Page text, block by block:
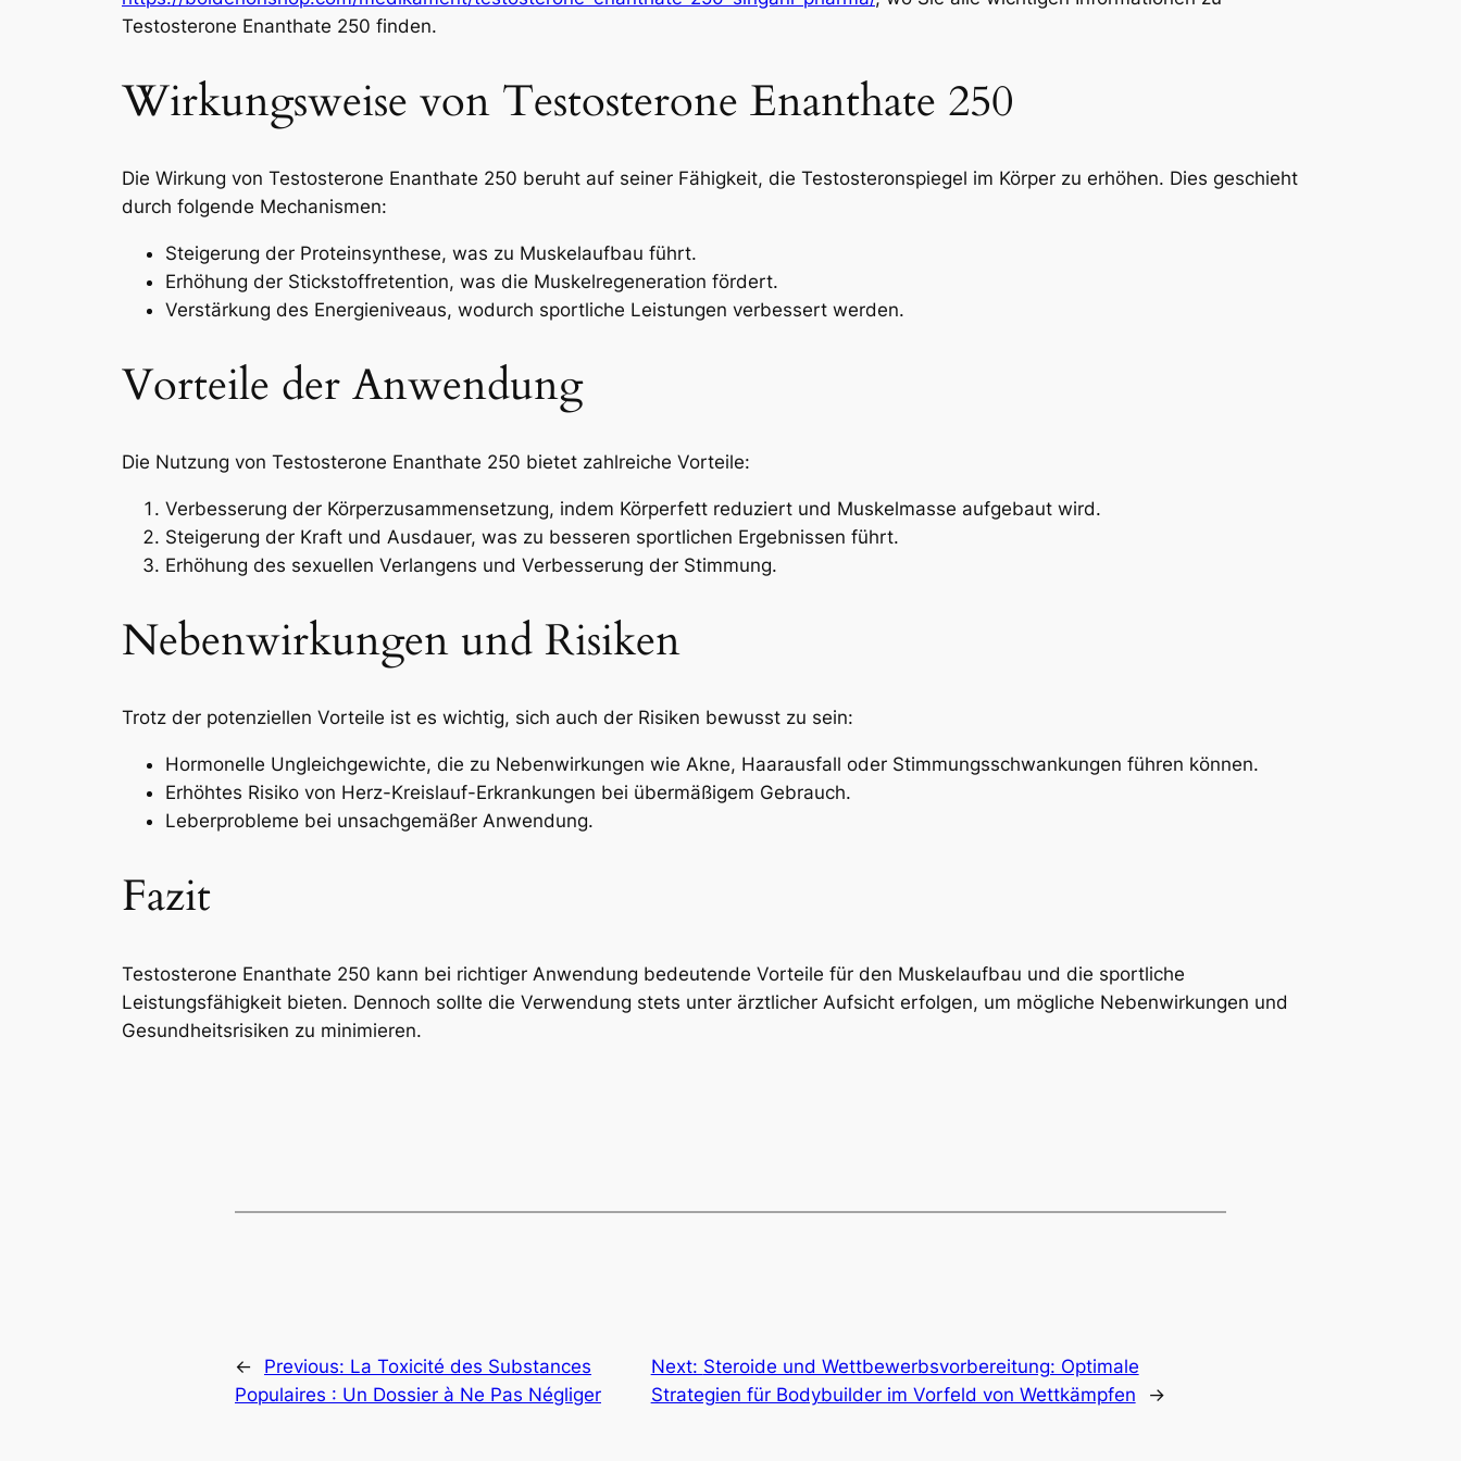
Testosterone Enanthate 250 finden.
Wirkungsweise von Testosterone Enanthate 250
Die Wirkung von Testosterone Enanthate 250 beruht auf seiner Fähigkeit, die Testosteronspiegel im Körper zu erhöhen. Dies geschieht
durch folgende Mechanismen:
Steigerung der Proteinsynthese, was zu Muskelaufbau führt.
Erhöhung der Stickstoffretention, was die Muskelregeneration fördert.
Verstärkung des Energieniveaus, wodurch sportliche Leistungen verbessert werden.
Vorteile der Anwendung
Die Nutzung von Testosterone Enanthate 250 bietet zahlreiche Vorteile:
Verbesserung der Körperzusammensetzung, indem Körperfett reduziert und Muskelmasse aufgebaut wird.
Steigerung der Kraft und Ausdauer, was zu besseren sportlichen Ergebnissen führt.
Erhöhung des sexuellen Verlangens und Verbesserung der Stimmung.
Nebenwirkungen und Risiken
Trotz der potenziellen Vorteile ist es wichtig, sich auch der Risiken bewusst zu sein:
Hormonelle Ungleichgewichte, die zu Nebenwirkungen wie Akne, Haarausfall oder Stimmungsschwankungen führen können.
Erhöhtes Risiko von Herz-Kreislauf-Erkrankungen bei übermäßigem Gebrauch.
Leberprobleme bei unsachgemäßer Anwendung.
Fazit
Testosterone Enanthate 250 kann bei richtiger Anwendung bedeutende Vorteile für den Muskelaufbau und die sportliche
Leistungsfähigkeit bieten. Dennoch sollte die Verwendung stets unter ärztlicher Aufsicht erfolgen, um mögliche Nebenwirkungen und
Gesundheitsrisiken zu minimieren.
← Previous: La Toxicité des Substances
Populaires : Un Dossier à Ne Pas Négliger
Next: Steroide und Wettbewerbsvorbereitung: Optimale
Strategien für Bodybuilder im Vorfeld von Wettkämpfen
→